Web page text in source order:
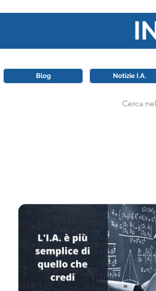
Blog Notizie I.A.